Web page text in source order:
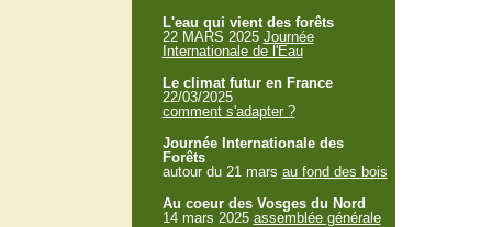
L'eau qui vient des forêts
22 MARS 2025 Journée
Internationale de l'Eau
Le climat futur en France
22/03/2025
comment s'adapter ?
Journée Internationale des
Forêts
autour du 21 mars au fond des bois
Au coeur des Vosges du Nord
14 mars 2025 assemblée générale